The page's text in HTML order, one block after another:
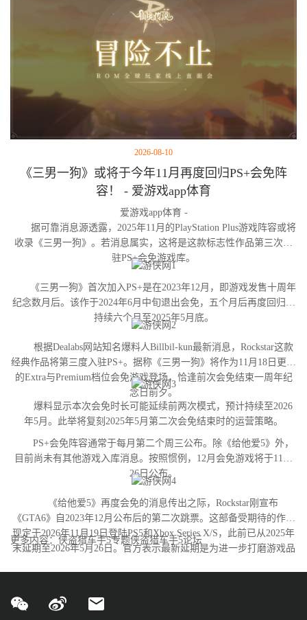
2026-08-10
《三男一狗》或将于今年11月再度回归PS+会免阵
容！ - 爱游戏app体育
爱游戏app体育 -
据可靠消息源透露，2025年11月的PlayStation Plus游戏阵容或将
收录《三男一狗》。若消息属实，这将是这款标志性作品第三次进
驻PS+会免游戏库。
《三男一狗》首次加入PS+是在2023年12月，即游戏发售十周年
纪念数月后。该作于2024年6月中旬退出会免，五个月后再度回归并
持续六个月至2025年5月底。
根据Dealabs网站知名爆料人Billbil-kun最新消息，Rockstar这款
经典作品将第三度入驻PS+。据称《三男一狗》将作为11月18日更新
的Extra与Premium档位会免游戏登场，恰逢前次会免结束一周年纪
念日前夕。
爆料显示本次会免时长可能延续前两次模式，预计持续至2026
年5月。此举将复刻2025年5月第二次会免结束时的运营策略。
PS+会免阵容通常于每月第二个周三公布。除《给他爱5》外，
目前尚未有其他游戏入库消息。按照惯例，12月会免游戏将于11月
26日公布。
《给他爱5》再度会免的消息传出之际，Rockstar刚宣布
《GTA6》自2023年12月公布后的第二次跳票。这部备受期待的作品
现定于2026年11月19日登陆PS5和Xbox Series X/S，此前已从2025年
末延期至2026年5月26日。官方表示最新延期是为进一步打磨游戏品
更多内容：侠盗猎车手5专题侠盗猎车手5论坛